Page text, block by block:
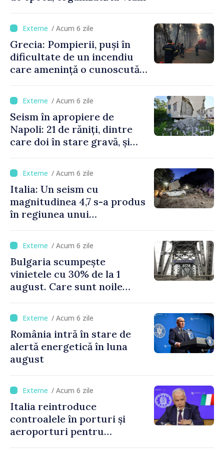
/ Acum 6 zile
Grecia: Pompierii, puși în
dificultate de un incendiu
care amenință o cunoscută
/ Acum 6 zile
Seism în apropiere de
Napoli: 21 de răniți, dintre
care doi în stare gravă, și
/ Acum 6 zile
Italia: Un seism cu
magnitudinea 4,7 s-a produs
în regiunea unui
de Napoli
/ Acum 6 zile
Bulgaria scumpește
vinietele cu 30% de la 1
august. Care sunt noile
/ Acum 6 zile
România intră în stare de
alertă energetică în luna
august
/ Acum 6 zile
Italia reintroduce
controalele în porturi și
aeroporturi pentru